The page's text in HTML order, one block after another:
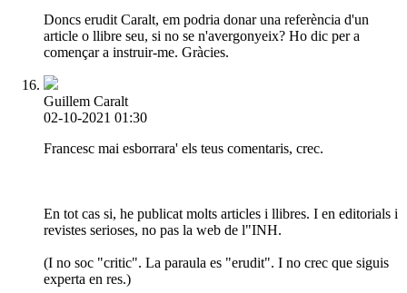
Doncs erudit Caralt, em podria donar una referència d'un
article o llibre seu, si no se n'avergonyeix? Ho dic per a
començar a instruir-me. Gràcies.
Guillem Caralt
02-10-2021 01:30
Francesc mai esborrara' els teus comentaris, crec.
En tot cas si, he publicat molts articles i llibres. I en editorials i
revistes serioses, no pas la web de l"INH.
(I no soc "critic". La paraula es "erudit". I no crec que siguis
experta en res.)